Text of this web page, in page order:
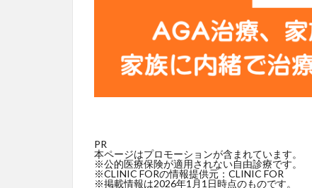
PR
本ページはプロモーションが含まれています。
※公的医療保険が適用されない自由診療です。
※CLINIC FORの情報提供元：CLINIC FOR
※掲載情報は2026年1月1日時点のものです。